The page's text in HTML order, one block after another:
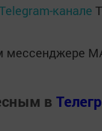
канале
мессенджере
в